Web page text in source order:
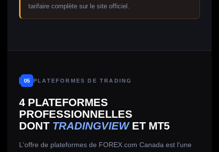
tarifaire complète sur le site officiel.
05 PLATEFORMES DE TRADING
4 PLATEFORMES
PROFESSIONNELLES
DONT TRADINGVIEWET MT5
L'offre de plateformes de FOREX.com Canada est l'une